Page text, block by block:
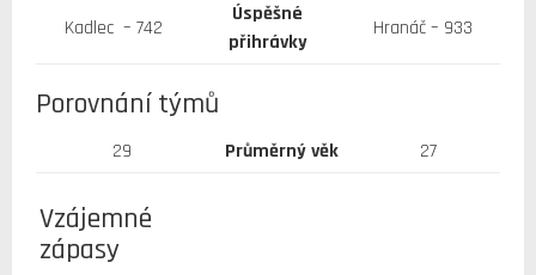
Kadlec – 742
Úspěšné
přihrávky
Hranáč – 933
Porovnání týmů
29 Průměrný věk 27
Vzájemné
zápasy